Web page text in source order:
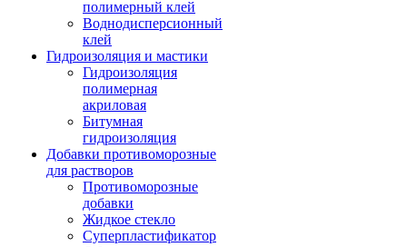
полимерный клей
Воднодисперсионный
клей
Гидроизоляция и мастики
Гидроизоляция
полимерная
акриловая
Битумная
гидроизоляция
Добавки противоморозные
для растворов
Противоморозные
добавки
Жидкое стекло
Суперпластификатор